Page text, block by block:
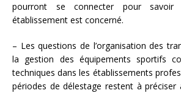
pourront se connecter pour
établissement est concerné.
– Les questions de l’organisation des
la gestion des équipements sportifs
techniques dans les établissements
périodes de délestage restent à préciser